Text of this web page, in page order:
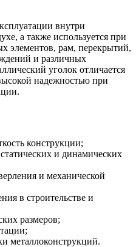
внутри
а также используется при
элементов, рам, перекрытий,
и различных
уголок отличается
надежностью при
конструкции;
и динамических
и механической
в строительстве и
размеров;
металлоконструкций.